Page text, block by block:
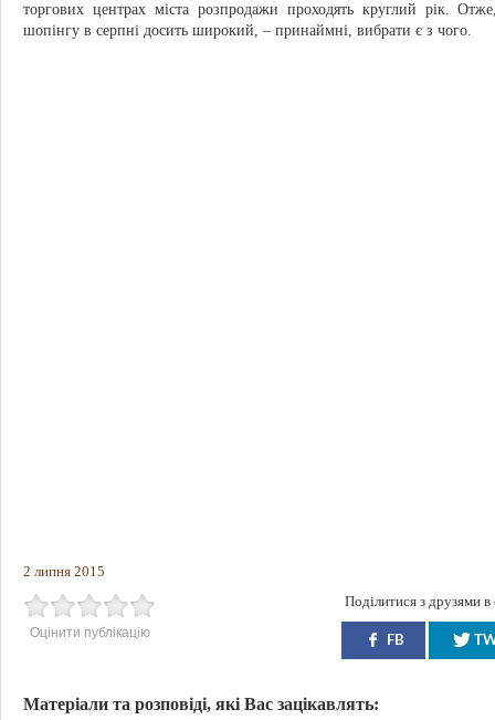
торгових центрах міста розпродажи проходять круглий рік.
шопінгу в серпні досить широкий, – принаймні, вибрати є з чого.
2 липня 2015
Оцінити публікацію
Поділитися з друзями
FB
Матеріали та розповіді, які Вас зацікавлять: